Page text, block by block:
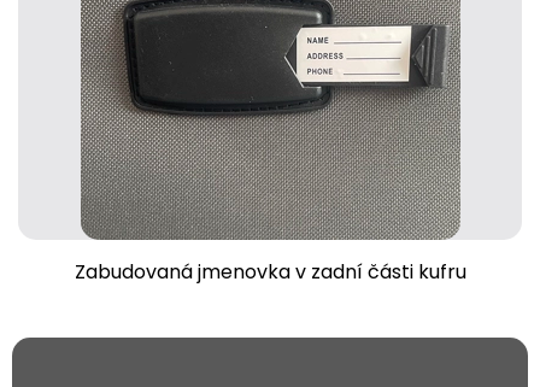
Zabudovaná jmenovka v zadní části kufru